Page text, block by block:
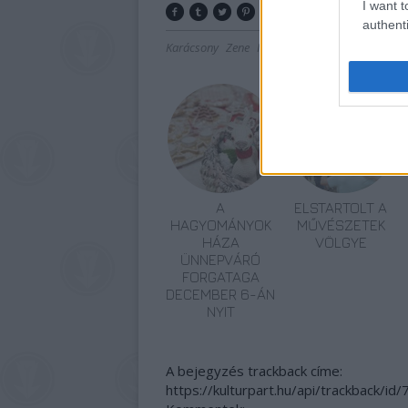
I want
Karácsony Zene Millenáris
A
HAGYOMÁNYOK
HÁZA
ÜNNEPVÁRÓ
FORGATAGA
DECEMBER 6-ÁN
NYIT
ELSTARTOLT A
MŰVÉSZETEK
VÖLGYE
A bejegyzés trackback címe:
https://kulturpart.hu/api/trackback/id/